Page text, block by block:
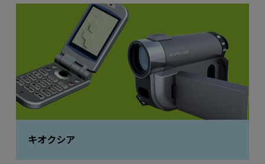
キオクシア